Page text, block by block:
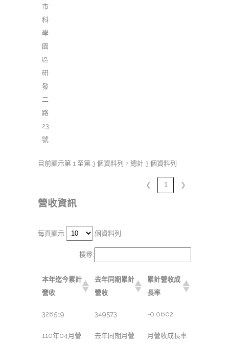
市
科
學
園
區
研
發
二
路
23
號
目前顯示第 1 至第 3 個資料列，總計 3 個資料列
❮ 1 ❯
營收資訊
每頁顯示 個資料列
搜尋:
本年迄今累計
營收
去年同期累計
營收
累計營收成
長率
328519 349573 -0.0602
110年04月營
去年同期月營
月營收成長率